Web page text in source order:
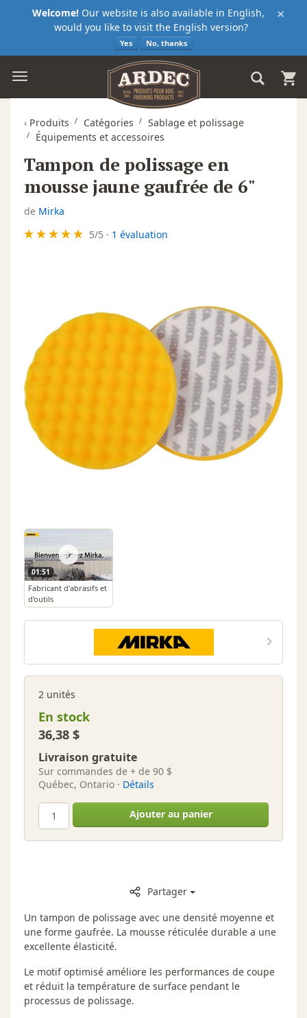
×
Welcome! Our website is also available in English,
would you like to visit the English version?
Yes No, thanks
‹ Produits Catégories
Sablage et polissage
Équipements et accessoires
Tampon de polissage en
mousse jaune gaufrée de 6"
de Mirka
5/5 · 1 évaluation
01:51
Fabricant d'abrasifs et
d'outils
électroportatifs -
MIRKA
2 unités
En stock
36,38 $
Livraison gratuite
Sur commandes de + de 90 $
Québec, Ontario · Détails
Ajouter au panier
Partager
Un tampon de polissage avec une densité moyenne et
une forme gaufrée. La mousse réticulée durable a une
excellente élasticité.
Le motif optimisé améliore les performances de coupe
et réduit la température de surface pendant le
processus de polissage.